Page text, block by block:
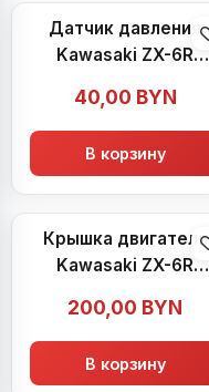
Датчик давления
Kawasaki ZX-6R
40,00 BYN
В корзину
Крышка двигателя
Kawasaki ZX-6R
200,00 BYN
В корзину